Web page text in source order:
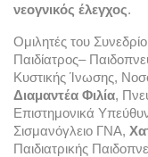
νεογνικός έλεγχος.
Ομιλητές του
Παιδίατρος–
Διαμαντέα Φιλία,
Επιστημονικά
Σισμανόγλειο ΓΝΑ,
Παιδιατρικής